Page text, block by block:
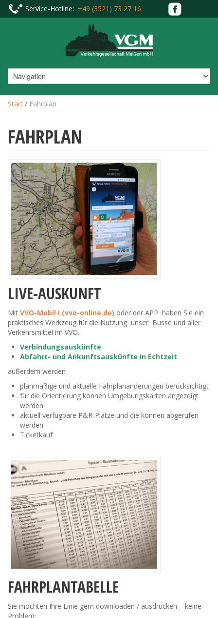
Service-Hotline: +49 (3521) 73 27 16
Start / Fahrplan
FAHRPLAN
LIVE-AUSKUNFT
Mit VVO-Mobil I (vvo-online.de) oder der APP haben Sie ein
praktisches Werkzeug für die Nutzung unser Busse und aller
Verkehrsmittel im VVO.
Verbindungsauskünfte
Abfahrt- und Ankunftsauskünfte in Echtzeit
außerdem werden
planmäßige und aktuelle Fahrplanänderungen berücksichtigt
für die Orientierung können Umgebungskarten angezeigt
werden
aktuell verfügbare P&R-Plätze und die können abgerufen
werden
Ticketkauf
FAHRPLANTABELLE
Sie möchten Ihre Linie gern downloaden / ausdrucken – keine
Problem: